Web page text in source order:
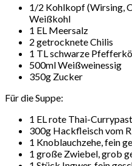
1/2 Kohlkopf (Wirsing,
Weißkohl
1 EL Meersalz
2 getrocknete Chilis
1 TL schwarze
500ml Weißweinessig
350g Zucker
Für die Suppe:
1 EL rote Thai-
300g Hackfleisch vom
1 Knoblauchzehe, fein
1 große Zwiebel, grob